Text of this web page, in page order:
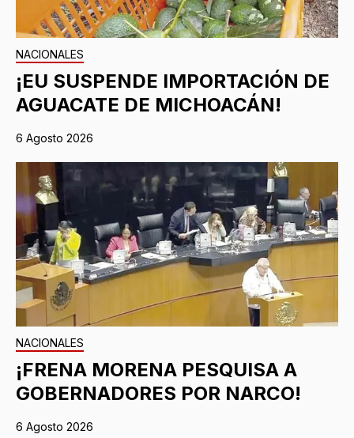
NACIONALES
¡EU SUSPENDE IMPORTACIÓN DE
AGUACATE DE MICHOACÁN!
6 Agosto 2026
NACIONALES
¡FRENA MORENA PESQUISA A
GOBERNADORES POR NARCO!
6 Agosto 2026